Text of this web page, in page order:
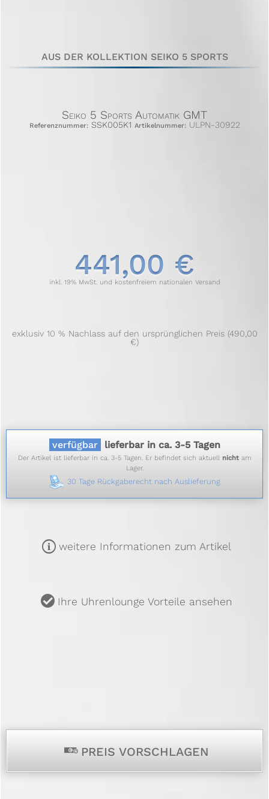
AUS DER KOLLEKTION SEIKO 5 SPORTS
Seiko 5 Sports Automatik GMT
Referenznummer: SSK005K1 Artikelnummer:ULPN-30922
441,00 €
inkl. 19% MwSt. und kostenfreiem nationalen Versand
exklusiv 10 % Nachlass auf den ursprünglichen Preis (490,00
€)
verfügbar lieferbar in ca. 3-5 Tagen
Der Artikel ist lieferbar in ca. 3-5 Tagen. Er befindet sich aktuell nichtam
Lager.
30 Tage Rückgaberecht nach Auslieferung
m weitere Informationen zum Artikel
u Ihre Uhrenlounge Vorteile ansehen
p PREIS VORSCHLAGEN